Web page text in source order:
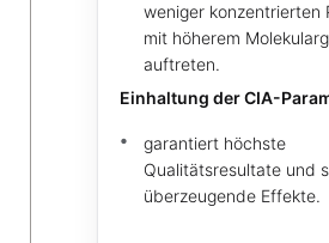
weniger konzentrierten
mit höherem
auftreten.
Einhaltung der CIA-
garantiert höchste
Qualitätsresultate und
überzeugende Effekte.